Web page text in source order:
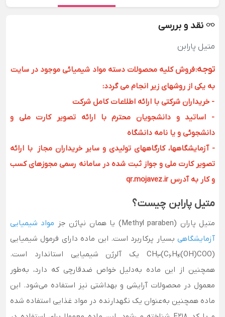
نقد و بررسی
متیل پارابن
توجه:فروش کلیه محصولات دسته مواد شیمیائی موجود در سایت
به یکی از روشهای زیر انجام می گردد:
- خریداران شرکتی با ارائه اطلاعات کامل شرکت
- اساتید و دانشجویان محترم با ارائه تصویر کارت ملی و
دانشجوئی و یا نامه دانشگاه
- آزمایشگاهها، کارگاههای تولیدی و سایر خریداران مجاز با ارائه
تصویر کارت ملی و جواز ثبت شده در سامانه رسمی مجوزهای کسب
و کار به آدرس qr.mojavez.ir
متیل پارابن چیست؟
متیل پاران (Methyl paraben) یا همان نپاژن جز
مواد شیمیایی
آزمایشگاهی بسیار پرکاربرد است. این ماده دارای فرمول شیمیایی
CH۳(C۶H۴
(OH)COO) یک آلرژن شیمیایی استاندارد است.
همچنین از این ماده به‌دلیل خواص ضدقارچی که دارد، به‌طور
معمول در محصولات آرایشی و بهداشتی نیز استفاده می‌شود. این
ماده همچنین به‌عنوان یک نگهدارنده در مواد غذایی استفاده شده